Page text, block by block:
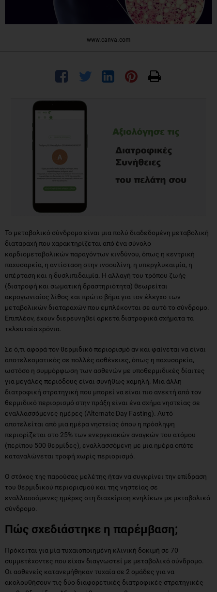
www.canva.com
Το μεταβολικό σύνδρομο είναι μια πολύ διαδεδομένη μεταβολική
διαταραχή που χαρακτηρίζεται από ένα σύνολο
καρδιομεταβολικών παραγόντων κινδύνου, όπως η κεντρική
παχυσαρκία, η αντίσταση στην ινσουλίνη, η υπεργλυκαιμία, η
υπέρταση και η δυσλιπιδαιμία. Η αλλαγή του τρόπου ζωής
(διατροφή και σωματική δραστηριότητα) θεωρείται
ακρογωνιαίος λίθος και πρώτο βήμα για τον έλεγχο των
μεταβολικών διαταραχών που εμπλέκονται σε αυτό το σύνδρομο.
Επιπλέον, έχουν διερευνηθεί αρκετά διατροφικά σχήματα τα
τελευταία χρόνια.
Σε ό,τι αφορά τον θερμιδικό περιορισμό αν και φαίνεται να είναι
αποτελεσματικός σε πολλές ασθένειες, όπως η παχυσαρκία,
ωστόσο η συμμόρφωση των ασθενών με υποθερμιδικές δίαιτες
για μεγάλες περιόδους είναι συνήθως χαμηλή. Μια άλλη
διατροφική στρατηγική που μπορεί να είναι πιο ανεκτή από τον
θερμιδικό περιορισμό στην πράξη είναι ένα σχήμα νηστείας σε
εναλλασσόμενες ημέρες (Alternate Day Fasting). Αυτό
αποτελείται από μια ημέρα νηστείας όπου η πρόσληψη
περιορίζεται στο 25% των ενεργειακών αναγκών του ατόμου
(περίπου 500 θερμίδες), εναλλασσόμενη με μια ημέρα οπότε
καταναλώνεται τροφή χωρίς περιορισμό.
Ο στόχος της παρούσας μελέτης ήταν να συγκρίνει την επίδραση
του θερμιδικού περιορισμού και της νηστείας σε
εναλλασσόμενες ημέρες στη διαχείριση ενηλίκων με μεταβολικό
σύνδρομο.
Πώς σχεδιάστηκε η παρέμβαση;
Πρόκειται για μία τυχαιοποιημένη κλινική δοκιμή σε 70
συμμετέχοντες που είχαν διαγνωστεί με μεταβολικό σύνδρομο.
Οι ασθενείς κατανεμήθηκαν τυχαία σε 2 ομάδες για να
ακολουθήσουν τις δύο διαφορετικές διατροφικές στρατηγικές